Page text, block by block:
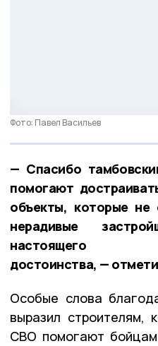
Фото: Павел Васильев
— Спасибо
помогают
объекты, которые не
нерадивые
настоящего
достоинства, —
Особые слова
выразил строителям,
СВО помогают